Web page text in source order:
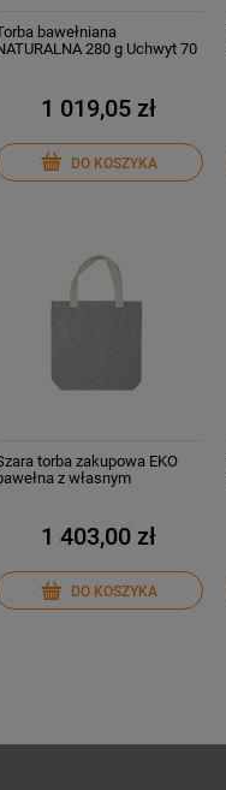
bawełniana
280 g Uchwyt 70
1 019,05 zł
DO KOSZYKA
torba zakupowa EKO
z własnym
1 403,00 zł
DO KOSZYKA